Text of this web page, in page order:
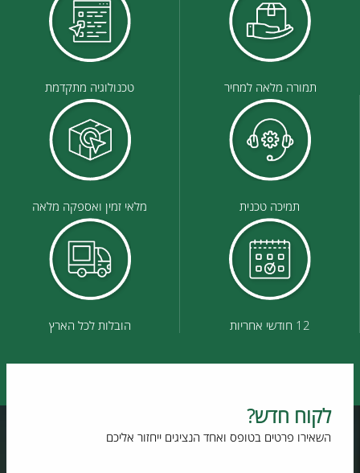
תמורה מלאה למחיר טכנולוגיה מתקדמת
תמיכה טכנית מלאי זמין ואספקה מלאה
12 חודשי אחריות הובלות לכל הארץ
לקוח חדש?
השאירו פרטים בטופס ואחד הנציגים ייחזור אליכם